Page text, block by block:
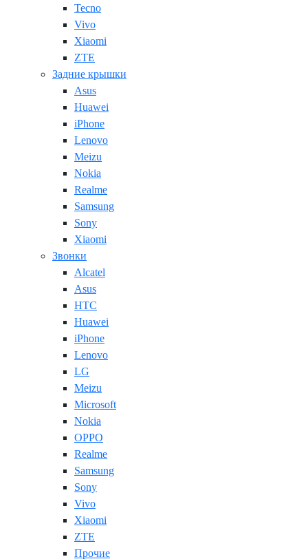
Tecno
Vivo
Xiaomi
ZTE
Задние крышки
Asus
Huawei
iPhone
Lenovo
Meizu
Nokia
Realme
Samsung
Sony
Xiaomi
Звонки
Alcatel
Asus
HTC
Huawei
iPhone
Lenovo
LG
Meizu
Microsoft
Nokia
OPPO
Realme
Samsung
Sony
Vivo
Xiaomi
ZTE
Прочие